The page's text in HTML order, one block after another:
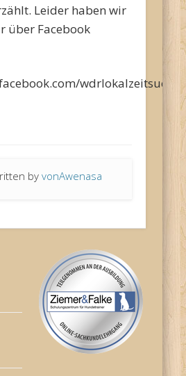
Leider haben wir
über Facebook
byvonAwenasa